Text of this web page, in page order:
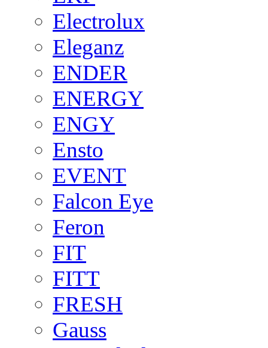
Electrolux
Eleganz
ENDER
ENERGY
ENGY
Ensto
EVENT
Falcon Eye
Feron
FIT
FITT
FRESH
Gauss